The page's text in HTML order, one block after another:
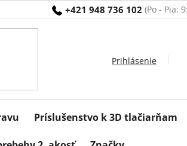
+421 948 736 102
Príslušenstvo k 3D tlačiarňam